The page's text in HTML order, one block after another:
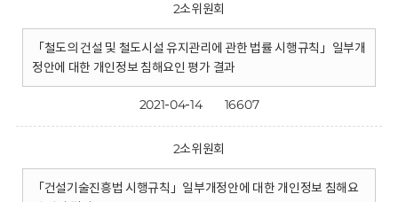
2소위원회
「철도의 건설 및 철도시설 유지관리에 관한 법률 시행규칙」일부개
정안에 대한 개인정보 침해요인 평가 결과
2021-04-14 16607
2소위원회
「건설기술진흥법 시행규칙」일부개정안에 대한 개인정보 침해요